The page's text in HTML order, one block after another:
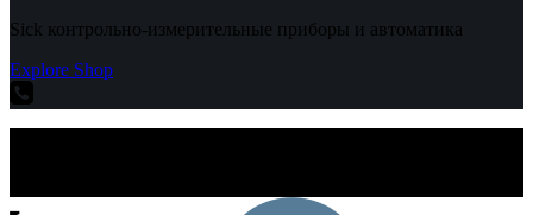
Sick контрольно-измерительные приборы и автоматика
Explore Shop